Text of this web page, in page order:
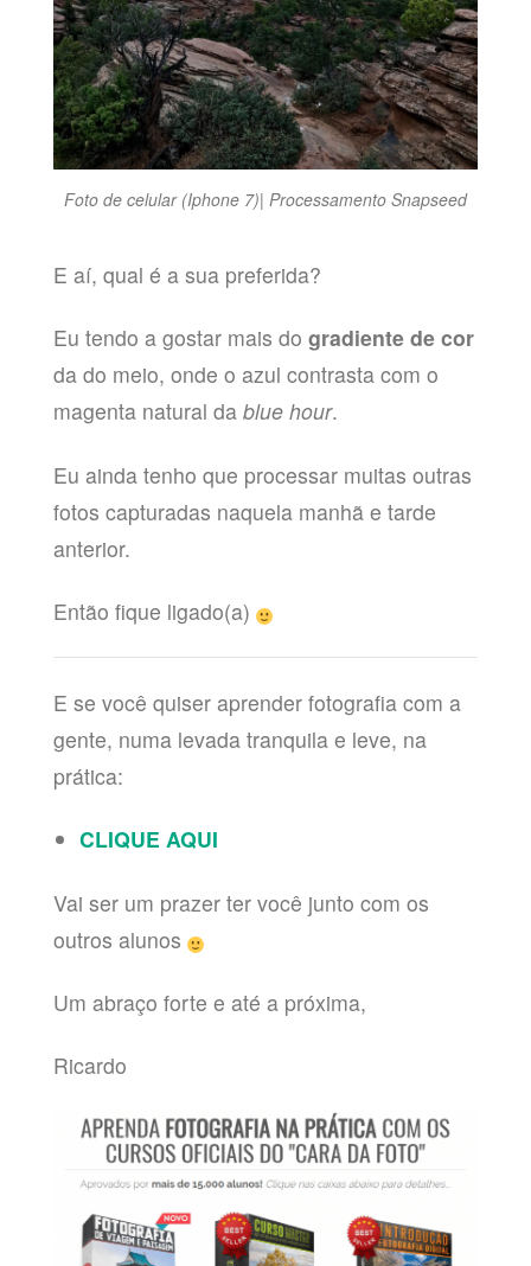
Foto de celular (Iphone 7)| Processamento Snapseed
E aí, qual é a sua preferida?
Eu tendo a gostar mais do gradiente de cor
da do meio, onde o azul contrasta com o
magenta natural da blue hour.
Eu ainda tenho que processar muitas outras
fotos capturadas naquela manhã e tarde
anterior.
Então fique ligado(a)
E se você quiser aprender fotografia com a
gente, numa levada tranquila e leve, na
prática:
CLIQUE AQUI
Vai ser um prazer ter você junto com os
outros alunos
Um abraço forte e até a próxima,
Ricardo